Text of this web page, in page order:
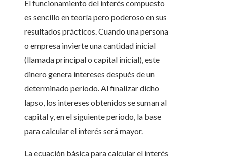
El funcionamiento del interés compuesto
es sencillo en teoría pero poderoso en sus
resultados prácticos. Cuando una persona
o empresa invierte una cantidad inicial
(llamada principal o capital inicial), este
dinero genera intereses después de un
determinado periodo. Al finalizar dicho
lapso, los intereses obtenidos se suman al
capital y, en el siguiente periodo, la base
para calcular el interés será mayor.
La ecuación básica para calcular el interés